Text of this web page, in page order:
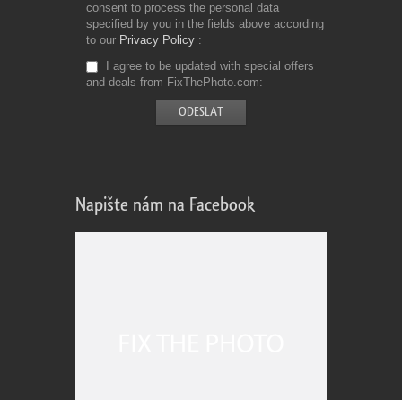
consent to process the personal data
specified by you in the fields above according
to our Privacy Policy
I agree to be updated with special offers
and deals from FixThePhoto.com
Napište nám na Facebook